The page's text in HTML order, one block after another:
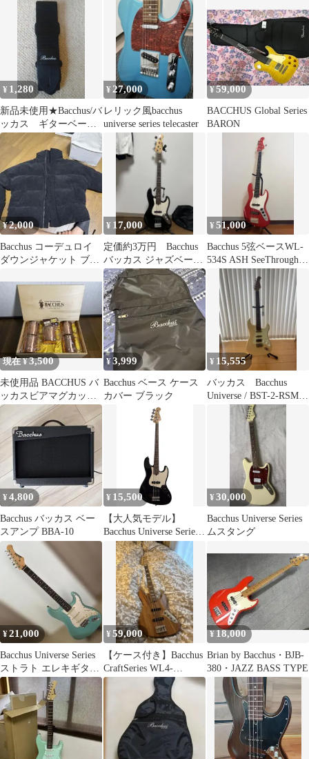
¥ 1,280
新品未使用★Bacchus/バ
ッカス ギターベー
ス ストラップ★ナイ
ロン製
¥ 27,000
レリック風bacchus
universe series telecaster
¥59,000
BACCHUS Global Series
BARON
¥2,000
Bacchus コーデュロイ
ダウンジャケット ブラ
¥ 17,000
定価約3万円 Bacchus
バッカス ジャズベー
ス 値下げ交渉可
¥51,000
Bacchus 5弦ベースWL-
534S ASH SeeThrough
Red
現在 ¥3,500
未使用品 BACCHUS バ
ッカスビアマグカップ5
ケ入 桐箱 銅製 槌目仕
上げ
¥3,999
Bacchus ベース ケース
カバー ブラック
¥ 15,555
バッカス Bacchus
Universe / BST-2-RSM/R
¥4,800
Bacchus バッカス ベー
スアンプ BBA-10
¥ 15,500
【大人気モデル】
Bacchus Universe Series
ジャズベース JAZZ
BASS ブラック ネック
良好
¥30,000
Bacchus Universe Series
ムスタング
¥21,000
Bacchus Universe Series
ストラト エレキギター
本体
¥59,000
【ケース付き】Bacchus
CraftSeries WL4-
ACACIA
¥18,000
Brian by Bacchus・BJB-
380・JAZZ BASS TYPE